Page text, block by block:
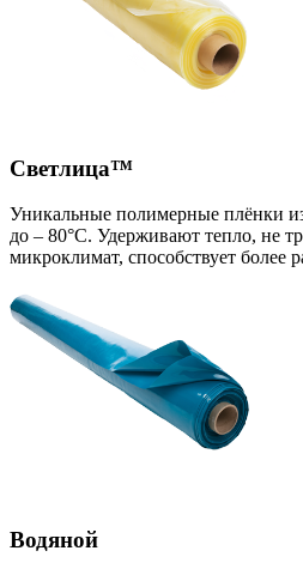
Светлица™
Уникальные полимерные плёнки
до – 80°С. Удерживают тепло, не
микроклимат, способствует
Водяной